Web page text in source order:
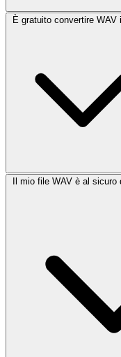
È gratuito convertire WAV
Il mio file WAV è al